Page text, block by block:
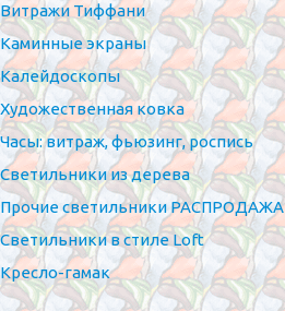
Витражи Тиффани
Каминные экраны
Калейдоскопы
Художественная ковка
Часы: витраж, фьюзинг, роспись
Светильники из дерева
Прочие светильники РАСПРОДАЖА
Светильники в стиле Loft
Кресло-гамак